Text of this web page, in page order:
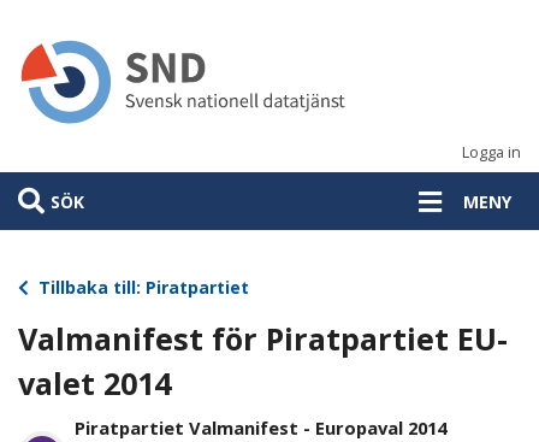
huvudinnehåll
Logga in
SÖK MENY
Tillbaka till: Piratpartiet
Valmanifest för Piratpartiet EU-
valet 2014
Piratpartiet Valmanifest - Europaval 2014